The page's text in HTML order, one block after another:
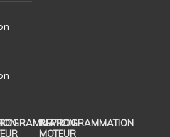
REPROGRAMMATION
MOTEUR